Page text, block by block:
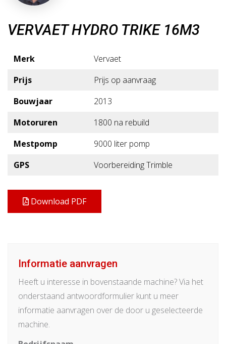
VERVAET HYDRO TRIKE 16M3
Merk
Vervaet
Prijs
Prijs op aanvraag
Bouwjaar
2013
Motoruren
1800 na rebuild
Mestpomp
9000 liter pomp
GPS
Voorbereiding Trimble
Download PDF
Informatie aanvragen
Heeft u interesse in bovenstaande machine? Via het
onderstaand antwoordformulier kunt u meer
informatie aanvragen over de door u geselecteerde
machine.